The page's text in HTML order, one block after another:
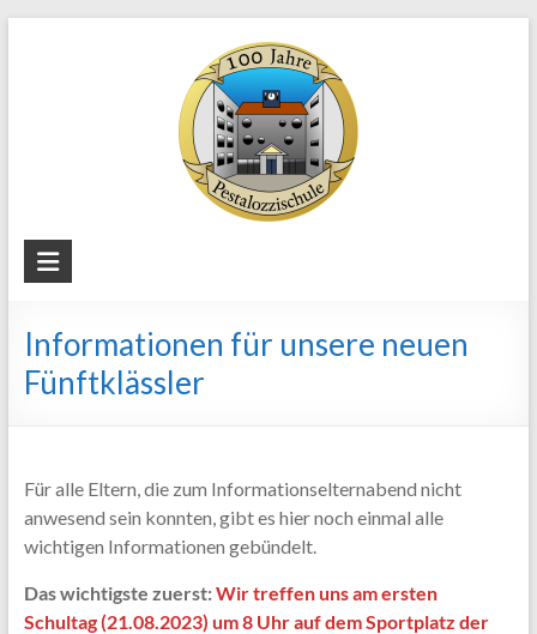
Staatliche
"Pestalozzi"
Weimar
Informationen für unsere neuen
Fünftklässler
Für alle Eltern, die zum Informationselternabend nicht
anwesend sein konnten, gibt es hier noch einmal alle
wichtigen Informationen gebündelt.
Das wichtigste zuerst:Wir treffen uns am ersten
Schultag (21.08.2023) um 8 Uhr auf dem Sportplatz der